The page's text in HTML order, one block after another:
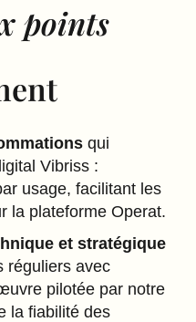
points
qui
Vibriss :
usage, facilitant les
la plateforme Operat.
et stratégique
réguliers avec
pilotée par notre
la fiabilité des